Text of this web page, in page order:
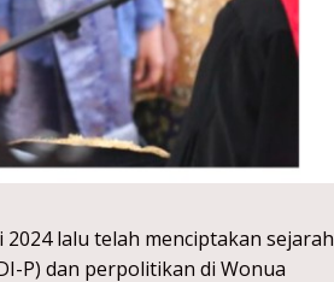
lalu telah menciptakan sejarah
P) dan perpolitikan di Wonua